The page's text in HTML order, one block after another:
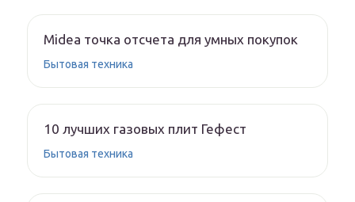
Midea точка отсчета для умных покупок
Бытовая техника
10 лучших газовых плит Гефест
Бытовая техника